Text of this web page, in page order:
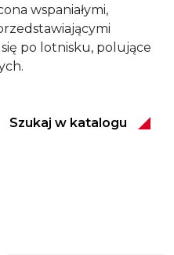
wspaniałymi,
po lotnisku, polujące
Szukaj w katalogu